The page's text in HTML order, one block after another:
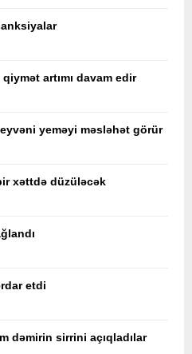
artımı davam edir
yeməyi məsləhət görür
xəttdə düzüləcək
etdi
dəmirin sirrini açıqladılar